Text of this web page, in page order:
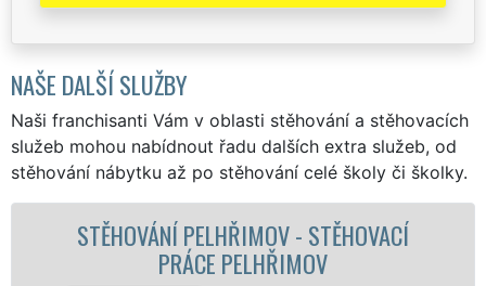
NAŠE DALŠÍ SLUŽBY
Naši franchisanti Vám v oblasti stěhování a stěhovacích
služeb mohou nabídnout řadu dalších extra služeb, od
stěhování nábytku až po stěhování celé školy či školky.
STĚHOVACÍ SLUŽBA
STĚHOVACÍ FIRMA